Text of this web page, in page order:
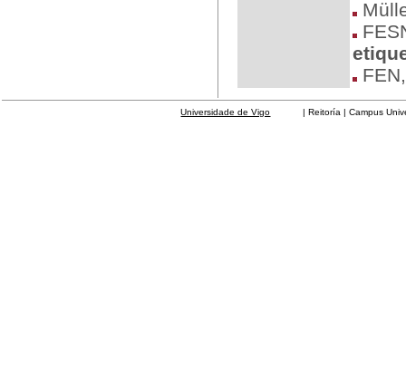
Universidade de Vigo | Reitoría | Campus